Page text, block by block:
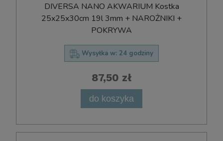
DIVERSA NANO AKWARIUM Kostka
25x25x30cm 19l 3mm + NAROŻNIKI +
POKRYWA
Wysyłka w: 24 godziny
87,50 zł
do koszyka